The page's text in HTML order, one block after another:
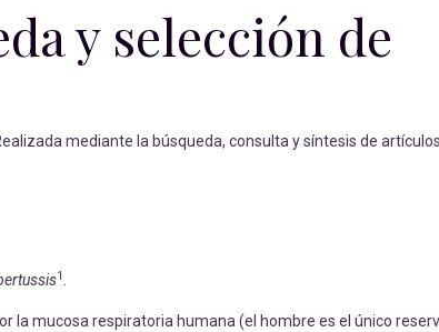
y selección de
mediante la búsqueda, consulta y síntesis de
1
la mucosa respiratoria humana (el hombre es el único